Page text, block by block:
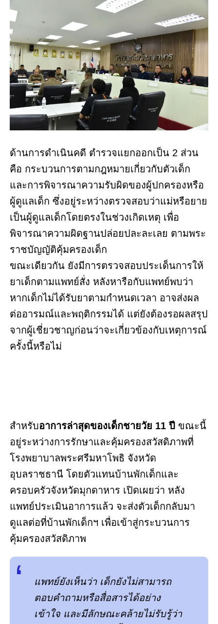
ด้านการดำเนินคดี ตำรวจแยกออกเป็น 2 ส่วน
คือ กระบวนการตามกฎหมายเกี่ยวกับตัวเด็ก
และการพิจารณาความรับผิดของผู้ปกครองหรือ
ผู้ดูแลเด็ก ซึ่งอยู่ระหว่างตรวจสอบว่าแม่หรือยาย
เป็นผู้ดูแลเด็กโดยตรงในช่วงเกิดเหตุ เพื่อ
พิจารณาความผิดฐานปล่อยปละละเลย ตามพระ
ราชบัญญัติคุ้มครองเด็ก
ขณะเดียวกัน ยังมีการตรวจสอบประเด็นการให้
ยาเด็กตามแพทย์สั่ง หลังหารือกับแพทย์พบว่า
หากเด็กไม่ได้รับยาตามกำหนดเวลา อาจส่งผล
ต่ออารมณ์และพฤติกรรมได้ แต่ยังต้องรอผลสรุป
จากผู้เชี่ยวชาญก่อนว่าจะเกี่ยวข้องกับเหตุการณ์
ครั้งนี้หรือไม่
สำหรับอาการล่าสุดของเด็กชายวัย 11 ปี ขณะนี้
อยู่ระหว่างการรักษาและคุ้มครองสวัสดิภาพที่
โรงพยาบาลพระศรีมหาโพธิ จังหวัด
อุบลราชธานี โดยตัวแทนบ้านพักเด็กและ
ครอบครัวจังหวัดมุกดาหาร เปิดเผยว่า หลัง
แพทย์ประเมินอาการแล้ว จะส่งตัวเด็กกลับมา
ดูแลต่อที่บ้านพักเด็กฯ เพื่อเข้าสู่กระบวนการ
คุ้มครองสวัสดิภาพ
แพทย์ยังเห็นว่า เด็กยังไม่สามารถ
ตอบคำถามหรือสื่อสารได้อย่าง
เข้าใจ และมีลักษณะคล้ายไม่รับรู้ว่า